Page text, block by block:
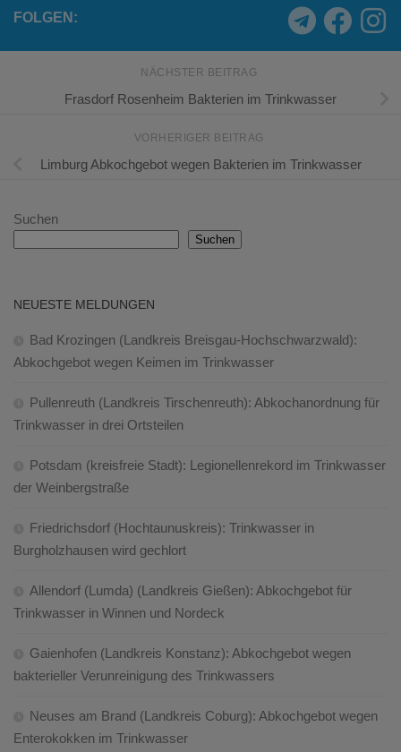
FOLGEN:
NÄCHSTER BEITRAG
Frasdorf Rosenheim Bakterien im Trinkwasser
VORHERIGER BEITRAG
Limburg Abkochgebot wegen Bakterien im Trinkwasser
Suchen
Suchen
NEUESTE MELDUNGEN
Bad Krozingen (Landkreis Breisgau-Hochschwarzwald):
Abkochgebot wegen Keimen im Trinkwasser
Pullenreuth (Landkreis Tirschenreuth): Abkochanordnung für
Trinkwasser in drei Ortsteilen
Potsdam (kreisfreie Stadt): Legionellenrekord im Trinkwasser
der Weinbergstraße
Friedrichsdorf (Hochtaunuskreis): Trinkwasser in
Burgholzhausen wird gechlort
Allendorf (Lumda) (Landkreis Gießen): Abkochgebot für
Trinkwasser in Winnen und Nordeck
Gaienhofen (Landkreis Konstanz): Abkochgebot wegen
bakterieller Verunreinigung des Trinkwassers
Neuses am Brand (Landkreis Coburg): Abkochgebot wegen
Enterokokken im Trinkwasser